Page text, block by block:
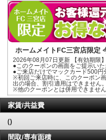
ホームメイトFC三宮店限定
2026年08月07日更新 【有効期限
●このクーポンの画面をご提示い
●ご来店だけでマックカード500円
※初回ご来店時に、このクーポン
出の場合、割引適用はできません。
※他のクーポンとは併用できません
家賃/共益費
()
間取/専有面積